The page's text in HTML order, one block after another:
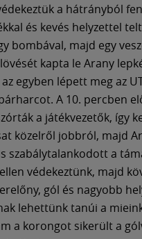
a hátrányból
és kevés helyzettel
bombával, majd egy
kapta le Arany
egyben lépett meg az
A 10. percben
a játékvezetők, így
közelről jobbról, majd
szabálytalankodott a
védekeztünk, majd
gól és nagyobb
lehettünk tanúi a
a korongot sikerült a